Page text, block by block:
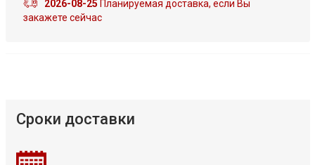
2026-08-25 Планируемая доставка, если Вы
закажете сейчас
Сроки доставки